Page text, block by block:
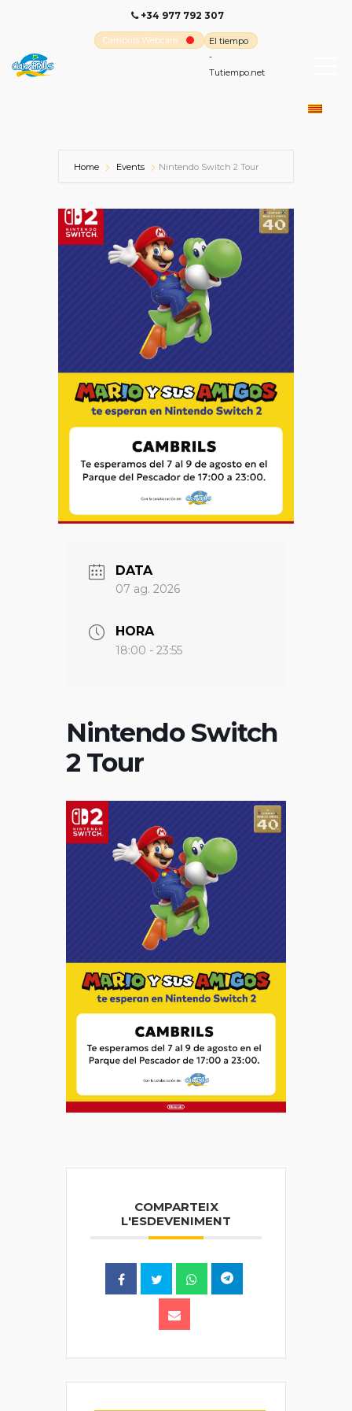
+34 977 792 307
Cambrils Webcam
El tiempo
-
Tutiempo.net
Home Events Nintendo Switch 2 Tour
DATA
07 ag. 2026
HORA
18:00 - 23:55
Nintendo Switch
2 Tour
COMPARTEIX
L'ESDEVENIMENT